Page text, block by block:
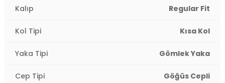
Kalıp Regular Fit
Kol Tipi Kısa Kol
Yaka Tipi Gömlek Yaka
Cep Tipi Göğüs Cepli